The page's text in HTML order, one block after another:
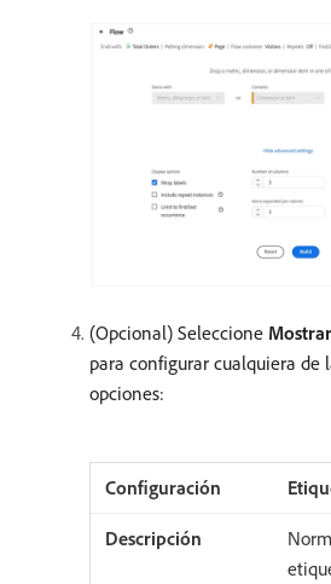
(Opcional) Seleccione
para configurar cualquiera de
opciones: